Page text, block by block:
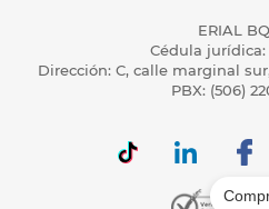
ERIAL
Cédula jurídica:
Dirección: C, calle marginal
PBX: (506)